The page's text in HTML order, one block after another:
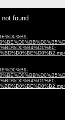
not found